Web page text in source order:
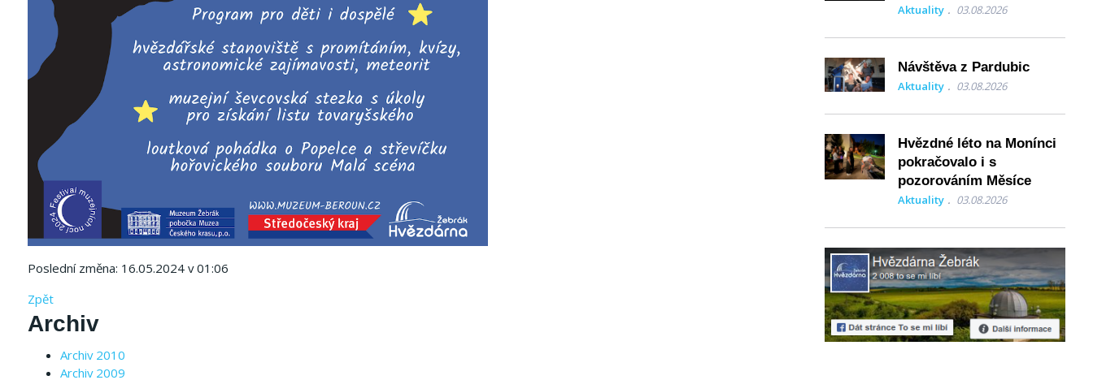
Poslední změna: 16.05.2024 v 01:06
Zpět
Archiv
Archiv 2010
Archiv 2009
Aktuality 03.08.2026
Návštěva z Pardubic
Aktuality 03.08.2026
Hvězdné léto na Monínci
pokračovalo i s
pozorováním Měsíce
Aktuality 03.08.2026